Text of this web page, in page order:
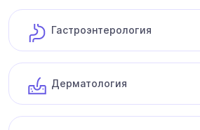
Гастроэнтерология
Дерматология